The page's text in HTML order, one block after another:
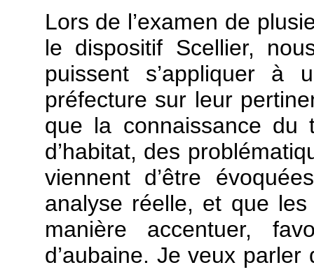
Lors de l’examen de
le dispositif Scellier,
puissent s’appliquer à
préfecture sur leur
que la connaissance du
d’habitat, des
viennent d’être
analyse réelle, et que
manière accentuer,
d’aubaine. Je veux